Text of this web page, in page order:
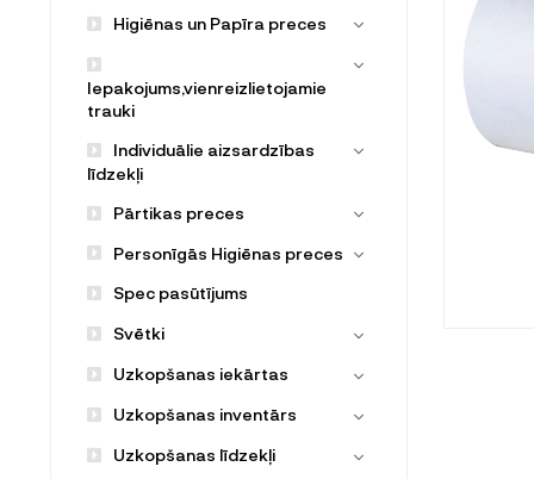
Higiēnas un Papīra preces
Iepakojums,vienreizlietojamie
trauki
Individuālie aizsardzības
līdzekļi
Pārtikas preces
Personīgās Higiēnas preces
Spec pasūtījums
Svētki
Uzkopšanas iekārtas
Uzkopšanas inventārs
Uzkopšanas līdzekļi